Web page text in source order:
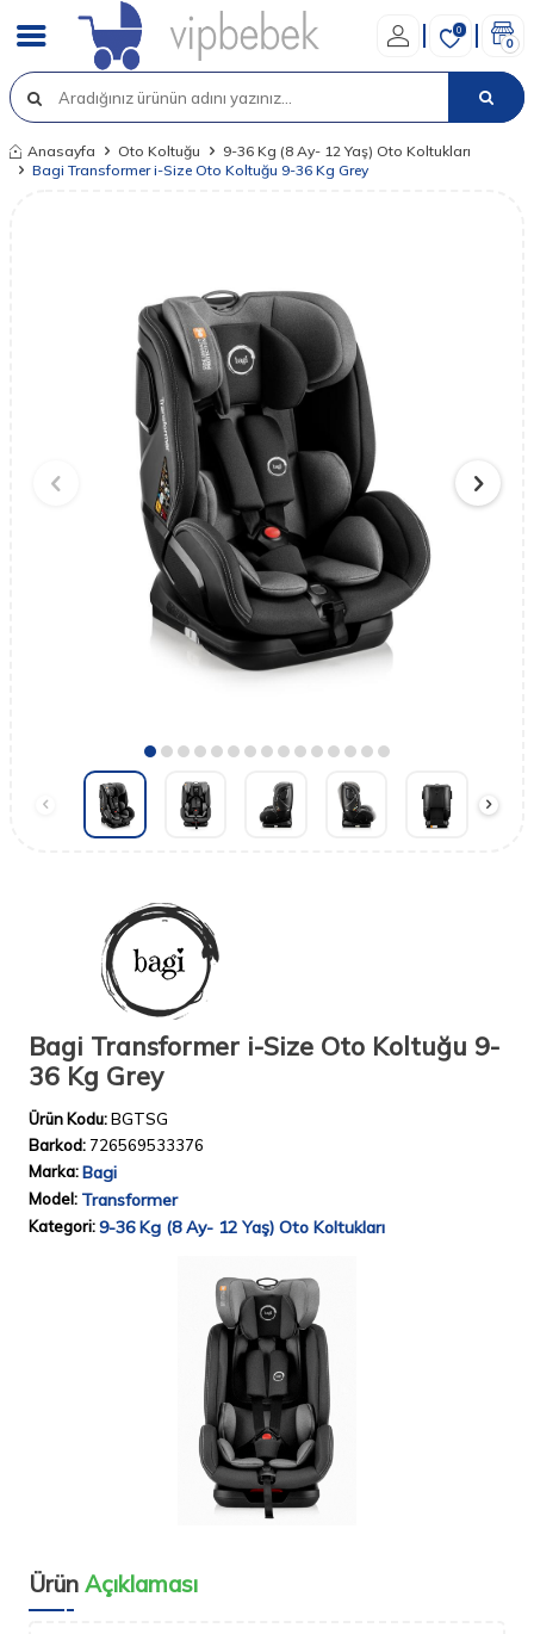
0
0
Anasayfa Oto Koltuğu
9-36 Kg (8 Ay- 12 Yaş) Oto Koltukları
Bagi Transformer i-Size Oto Koltuğu 9-36 Kg Grey
Bagi Transformer i-Size Oto Koltuğu 9-
36 Kg Grey
Ürün Kodu:BGTSG
Barkod: 726569533376
Marka:Bagi
Model: Transformer
Kategori:9-36 Kg (8 Ay- 12 Yaş) Oto Koltukları
Ürün Açıklaması